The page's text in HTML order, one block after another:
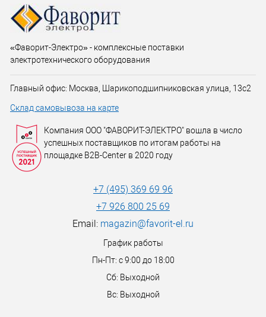
«Фаворит-Электро» - комплексные поставки
электротехнического оборудования
Главный офис: Москва, Шарикоподшипниковская улица, 13с2
Склад самовывоза на карте
Компания ООО "ФАВОРИТ-ЭЛЕКТРО" вошла в число
успешных поставщиков по итогам работы на
площадке B2B-Center в 2020 году
+7 (495) 369 69 96
+7 926 800 25 69
Email: magazin@favorit-el.ru
График работы
Пн-Пт: с 9:00 до 18:00
Сб: Выходной
Вс: Выходной